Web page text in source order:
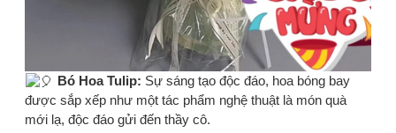
Bó Hoa Tulip: Sự sáng tạo độc đáo, hoa bóng bay
được sắp xếp như một tác phẩm nghệ thuật là món quà
mới lạ, độc đáo gửi đến thầy cô.